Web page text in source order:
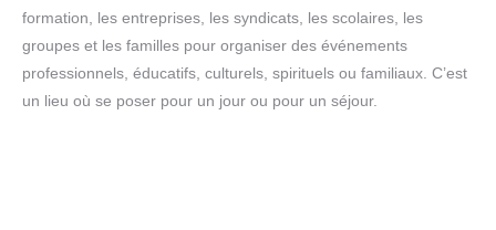
formation, les entreprises, les syndicats, les scolaires, les
groupes et les familles pour organiser des événements
professionnels, éducatifs, culturels, spirituels ou familiaux. C’est
un lieu où se poser pour un jour ou pour un séjour.